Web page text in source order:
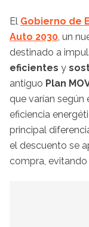
El Gobierno de
Auto 2030, un
destinado a
eficientes y
antiguo Plan
que varían según
eficiencia
principal
el descuento se
compra,